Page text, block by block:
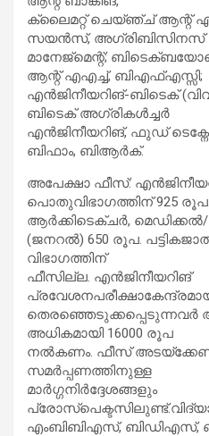
ക്ലൈമറ്റ് ചെയ്ഞ്ച് ആന്റ്
സയന്‍സ്, അഗ്രിബിസിനസ്
മാനേജ്മെന്റ്;
ആന്റ് എഎച്ച്, ബിഎഫ്എസ്സി;
എന്‍ജിനീയറിങ്-ബിടെക്
ബിടെക് അഗ്രികള്‍ച്ചര്‍
എന്‍ജിനീയറിങ്, ഫുഡ്
ബിഫാം, ബിആര്‍ക്.
അപേക്ഷാ ഫീസ്:
പൊതുവിഭാഗത്തിന് 925 രൂപ.
ആര്‍ക്കിടെക്ചര്‍,
(ജനറല്‍) 650 രൂപ.
വിഭാഗത്തിന്
ഫീസില്ല. എന്‍ജിനീയറിങ്
അധികമായി 16000 രൂപ
നല്‍കണം. ഫീസ്
സമര്‍പ്പണത്തിനുള്ള
മാര്‍ഗ്ഗനിര്‍ദ്ദേശങ്ങളും
എംബിബിഎസ്, ബിഡിഎസ്,